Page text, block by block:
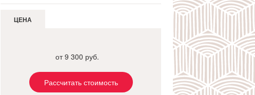
ЦЕНА
от 9 300 руб.
Рассчитать стоимость